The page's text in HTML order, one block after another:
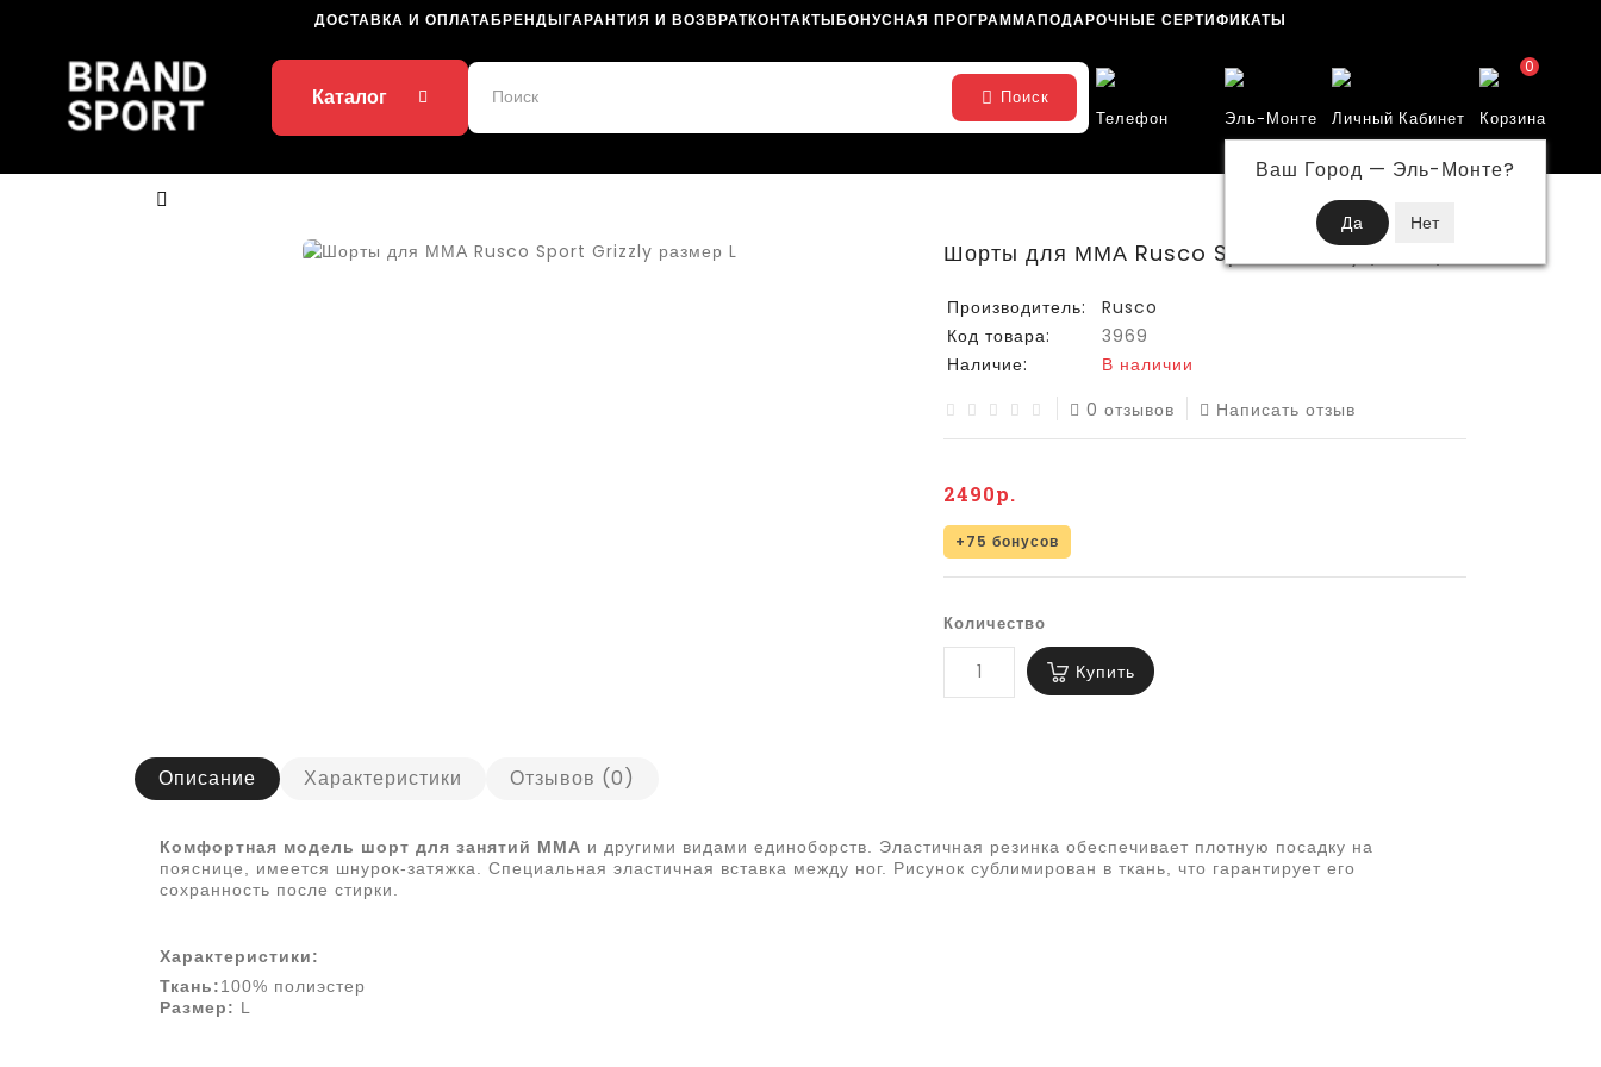
ДОСТАВКА И ОПЛАТА БРЕНДЫ ГАРАНТИЯ И ВОЗВРАТКОНТАКТЫ БОНУСНАЯ ПРОГРАММА ПОДАРОЧНЫЕ СЕРТИФИКАТЫ
Каталог
Поиск
Телефон
Эль-Монте
Ваш Город — Эль-Монте?
Личный Кабинет Корзина
0
Шорты для ММА Rusco Sport Grizzly размер L
Производитель:
Rusco
Код товара:
3969
Наличие:
В наличии
0 отзывов
Написать отзыв
2490р.
+75 бонусов
Количество
Купить
Описание Характеристики Отзывов (0)
Комфортная модель шорт для занятий ММА и другими видами единоборств. Эластичная резинка обеспечивает плотную посадку на
пояснице, имеется шнурок-затяжка. Специальная эластичная вставка между ног. Рисунок сублимирован в ткань, что гарантирует его
сохранность после стирки.
Характеристики:
Ткань:100% полиэстер
Размер: L